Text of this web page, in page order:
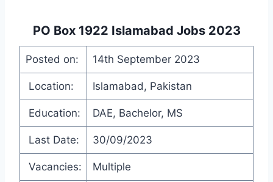
PO Box 1922 Islamabad Jobs 2023
Posted on: 14th September 2023
Location: Islamabad, Pakistan
Education: DAE, Bachelor, MS
Last Date: 30/09/2023
Vacancies: Multiple